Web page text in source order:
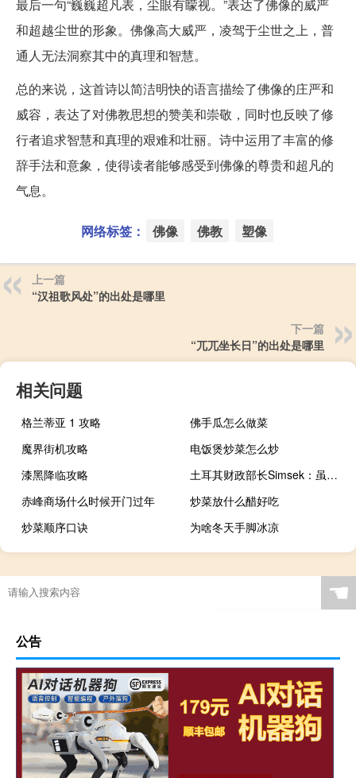
最后一句“巍巍超凡表，尘眼有矇视。”表达了佛像的威严
和超越尘世的形象。佛像高大威严，凌驾于尘世之上，普
通人无法洞察其中的真理和智慧。
总的来说，这首诗以简洁明快的语言描绘了佛像的庄严和
威容，表达了对佛教思想的赞美和崇敬，同时也反映了修
行者追求智慧和真理的艰难和壮丽。诗中运用了丰富的修
辞手法和意象，使得读者能够感受到佛像的尊贵和超凡的
气息。
网络标签： 佛像 佛教 塑像
上一篇
“汉祖歌风处”的出处是哪里
下一篇
“兀兀坐长日”的出处是哪里
相关问题
格兰蒂亚 1 攻略
佛手瓜怎么做菜
魔界街机攻略
电饭煲炒菜怎么炒
漆黑降临攻略
土耳其财政部长Simsek：虽然需要时间但投资者将会回归
赤峰商场什么时候开门过年
炒菜放什么醋好吃
炒菜顺序口诀
为啥冬天手脚冰凉
☚
公告